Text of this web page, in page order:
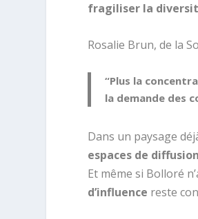
fragiliser la
Rosalie Brun, de la
“Plus la
la demande des
Dans un paysage
espaces de
Et même si Bolloré
d’influence reste